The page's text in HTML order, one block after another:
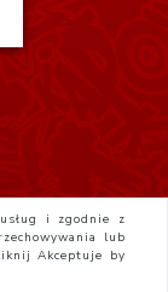
i zgodnie z
lub
Akceptuje by